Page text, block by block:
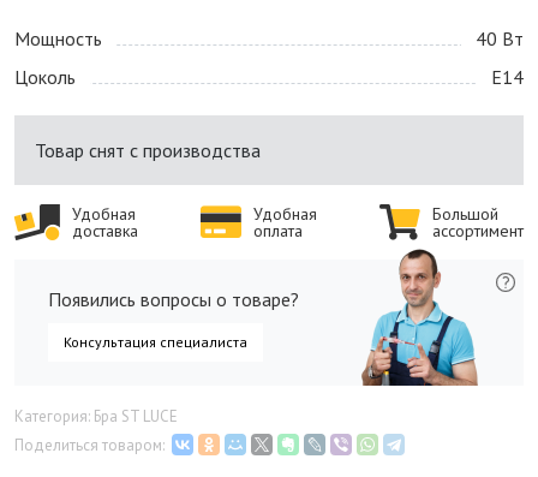
Мощность
40 Bт
Цоколь
E14
Товар снят с производства
Удобная
доставка
Удобная
оплата
Большой
ассортимент
Появились вопросы о товаре?
Консультация специалиста
Категория: Бра ST LUCE
Поделиться товаром: